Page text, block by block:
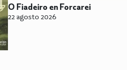
O Fiadeiro en Forcarei
22 agosto 2026